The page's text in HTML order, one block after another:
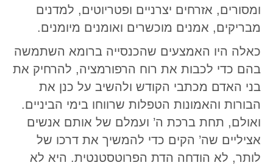
ומסורים, אזרחים יצרניים ופטריוטים, למדנים
מבריקים, אמנים מוכשרים ואומנים מיומנים.
כאלה היו האמצעים שהכנסייה ברומא השתמשה
בהם כדי לכבות את רוח הרפורמציה, להרחיק את
בני האדם מכתבי הקודש ולהשיב על כנן את
הבורות והאמונות הטפלות שרווחו בימי הביניים.
ואולם, תחת ברכת ה’ ועמלם של אותם אנשים
אציליים שה’ הקים כדי להמשיך את דרכו של
לותר, לא הודחה הדת הפרוטסטנטית. היא לא